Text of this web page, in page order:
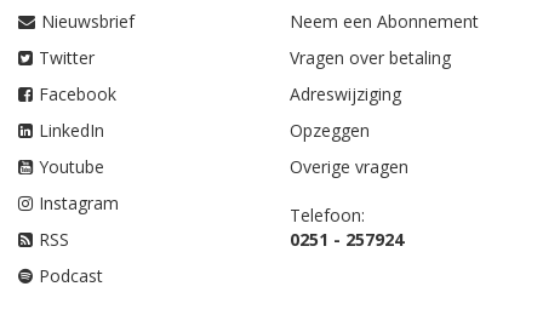
Nieuwsbrief
Twitter
Facebook
LinkedIn
Youtube
Instagram
RSS
Podcast
Neem een Abonnement
Vragen over betaling
Adreswijziging
Opzeggen
Overige vragen
Telefoon:
0251 - 257924